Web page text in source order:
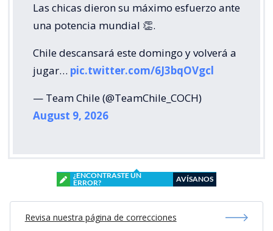
Las chicas dieron su máximo esfuerzo ante
una potencia mundial 👏.
Chile descansará este domingo y volverá a
jugar… pic.twitter.com/6J3bqOVgcl
— Team Chile (@TeamChile_COCH)
August 9, 2026
¿ENCONTRASTE UN
ERROR?
AVÍSANOS
Revisa nuestra página de correcciones